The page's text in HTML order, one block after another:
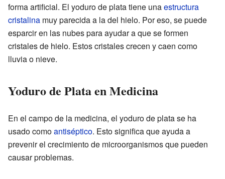
forma artificial. El yoduro de plata tiene unaestructura
cristalina muy parecida a la del hielo. Por eso, se puede
esparcir en las nubes para ayudar a que se formen
cristales de hielo. Estos cristales crecen y caen como
lluvia o nieve.
Yoduro de Plata en Medicina
En el campo de la medicina, el yoduro de plata se ha
usado comoantiséptico. Esto significa que ayuda a
prevenir el crecimiento de microorganismos que pueden
causar problemas.